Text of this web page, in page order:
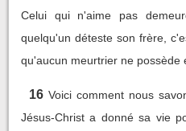
Celui qui n'aime pas
quelqu'un déteste son frère,
qu'aucun meurtrier ne possède
16 Voici comment nous
Jésus-Christ a donné sa vie